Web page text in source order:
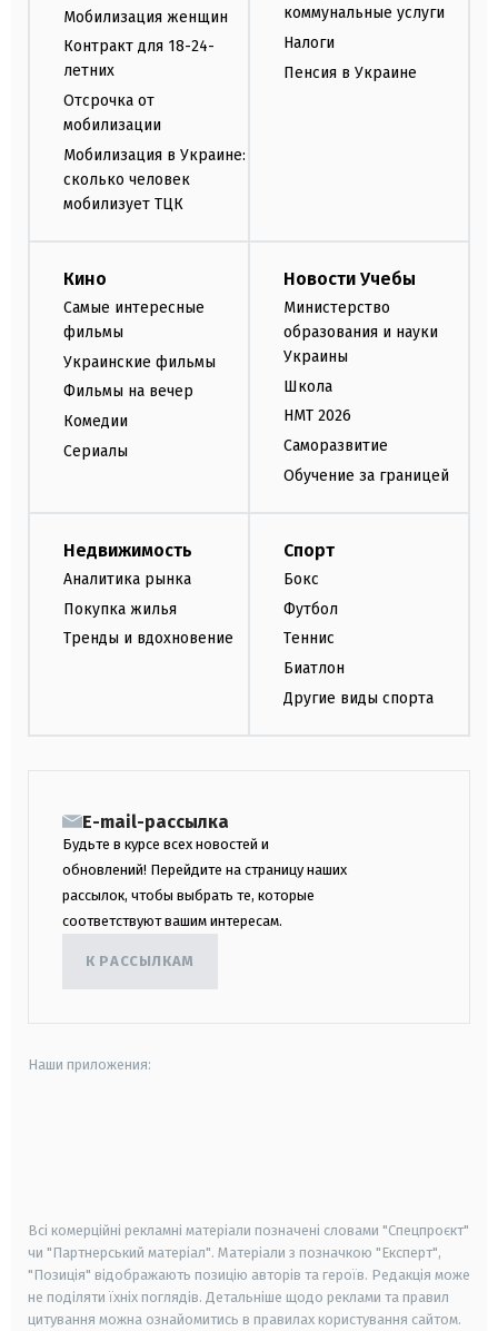
Мобилизация женщин
Контракт для 18-24-
летних
Отсрочка от
мобилизации
Мобилизация в Украине:
сколько человек
мобилизует ТЦК
коммунальные услуги
Налоги
Пенсия в Украине
Кино
Самые интересные
фильмы
Украинские фильмы
Фильмы на вечер
Комедии
Сериалы
Новости Учебы
Министерство
образования и науки
Украины
Школа
НМТ 2026
Саморазвитие
Обучение за границей
Недвижимость
Аналитика рынка
Покупка жилья
Тренды и вдохновение
Спорт
Бокс
Футбол
Теннис
Биатлон
Другие виды спорта
E-mail-рассылка
Будьте в курсе всех новостей и
обновлений! Перейдите на страницу наших
рассылок, чтобы выбрать те, которые
соответствуют вашим интересам.
К РАССЫЛКАМ
Наши приложения:
Всі комерційні рекламні матеріали позначені словами "Спецпроєкт"
чи "Партнерський матеріал". Матеріали з позначкою "Експерт",
"Позиція" відображають позицію авторів та героїв. Редакція може
не поділяти їхніх поглядів. Детальніше щодо реклами та правил
цитування можна ознайомитись в правилах користування сайтом.